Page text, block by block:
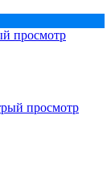
просмотр
просмотр